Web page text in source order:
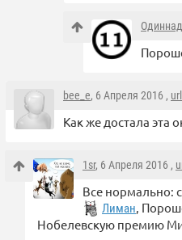
bee_e, 6 Апреля 2016 , url
Как же достала эта
1sr, 6 Апреля 2016 ,
Все нормально:
Лиман,
Нобелевскую премию